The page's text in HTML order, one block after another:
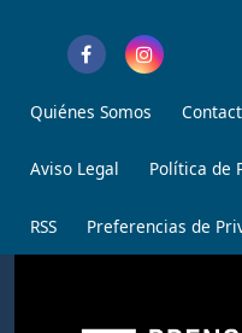
Quiénes Somos
Aviso Legal Política de
RSS Preferencias de